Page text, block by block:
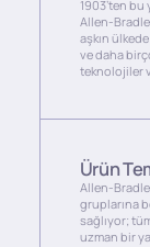
1903’ten
Allen-
aşkın
ve daha
teknolojiler
Ürün
Allen-
gruplarına
sağlıyor;
uzman bir